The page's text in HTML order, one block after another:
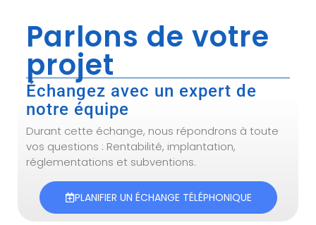
Parlons de votre
projet
Échangez avec un expert de
notre équipe
Durant cette échange, nous répondrons à toute
vos questions : Rentabilité, implantation,
réglementations et subventions.
PLANIFIER UN ÉCHANGE TÉLÉPHONIQUE